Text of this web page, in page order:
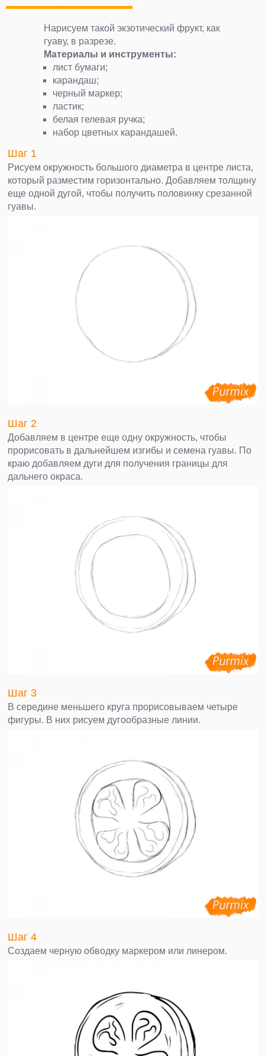
Нарисуем такой экзотический фрукт, как
гуаву, в разрезе.
Материалы и инструменты:
лист бумаги;
карандаш;
черный маркер;
ластик;
белая гелевая ручка;
набор цветных карандашей.
Шаг 1
Рисуем окружность большого диаметра в центре листа,
который разместим горизонтально. Добавляем толщину
еще одной дугой, чтобы получить половинку срезанной
гуавы.
Шаг 2
Добавляем в центре еще одну окружность, чтобы
прорисовать в дальнейшем изгибы и семена гуавы. По
краю добавляем дуги для получения границы для
дальнего окраса.
Шаг 3
В середине меньшего круга прорисовываем четыре
фигуры. В них рисуем дугообразные линии.
Шаг 4
Создаем черную обводку маркером или линером.